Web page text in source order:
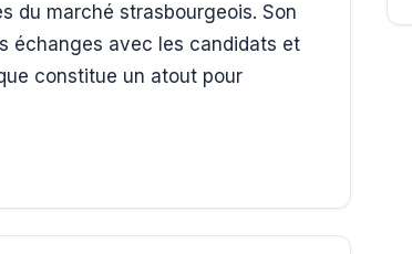
du marché strasbourgeois. Son
échanges avec les candidats et
constitue un atout pour